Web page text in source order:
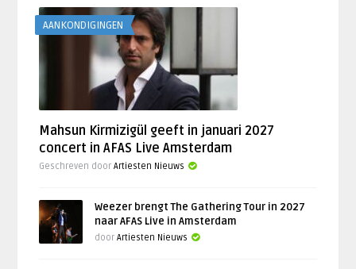
AANKONDIGINGEN
Mahsun Kirmizigül geeft in januari 2027
concert in AFAS Live Amsterdam
Geschreven doorArtiesten Nieuws
Weezer brengt The Gathering Tour in 2027
naar AFAS Live in Amsterdam
doorArtiesten Nieuws